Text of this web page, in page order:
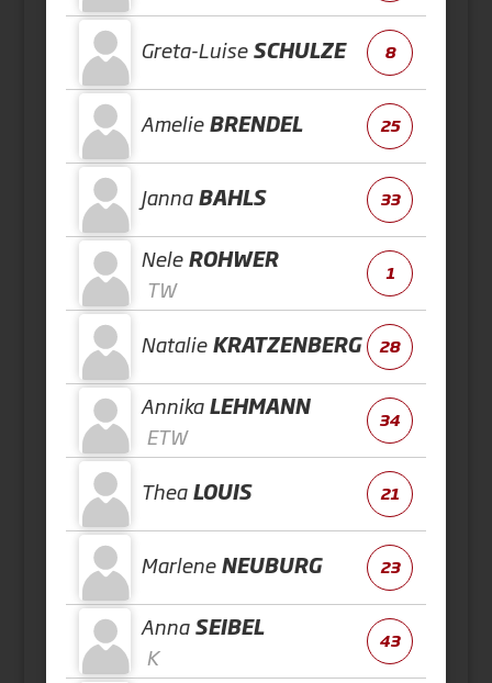
Greta-Luise SCHULZE 8
Amelie BRENDEL 25
Janna BAHLS 33
Nele ROHWER
TW
1
Natalie KRATZENBERG 28
Annika LEHMANN
ETW
34
Thea LOUIS 21
Marlene NEUBURG 23
Anna SEIBEL
K
43